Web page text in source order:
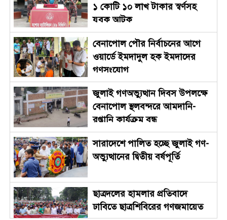
১ কোটি ১০ লাখ টাকার স্বর্ণসহ
যুবক আটক
বেনাপোল পৌর নির্বাচনের আগে
ওয়ার্ডে ইমদাদুল হক ইমদাদের
গণসংযোগ
জুলাই গণঅভ্যুত্থান দিবস উপলক্ষে
বেনাপোল স্থলবন্দরে আমদানি-
রপ্তানি কার্যক্রম বন্ধ
সারাদেশে পালিত হচ্ছে জুলাই গণ-
অভ্যুত্থানের দ্বিতীয় বর্ষপূর্তি
ছাত্রদলের হামলার প্রতিবাদে
ঢাবিতে ছাত্রশিবিরের গণজমায়েত